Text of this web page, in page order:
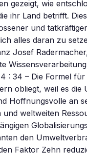
gezeigt, wie
ihr Land betrifft.
und
alles daran zu
Josef
: 34 – Die Formel
obliegt, weil es
Hoffnungsvolle an
und weltweiten
den
Faktor Zehn